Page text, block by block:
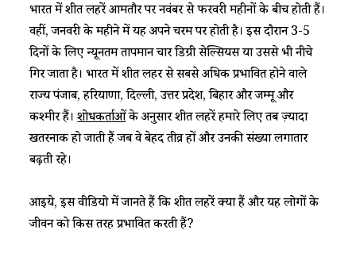
भारत में शीत लहरें आमतौर पर नवंबर से फरवरी महीनों के बीच होती हैं।
वहीं, जनवरी के महीने में यह अपने चरम पर होती है। इस दौरान 3-5
दिनों के लिए न्यूनतम तापमान चार डिग्री सेल्सियस या उससे भी नीचे
गिर जाता है। भारत में शीत लहर से सबसे अधिक प्रभावित होने वाले
राज्य पंजाब, हरियाणा, दिल्ली, उत्तर प्रदेश, बिहार और जम्मू और
कश्मीर हैं।शोधकर्ताओंके अनुसार शीत लहरें हमारे लिए तब ज़्यादा
खतरनाक हो जाती हैं जब वे बेहद तीव्र हों और उनकी संख्या लगातार
बढ़ती रहे।
आइये, इस वीडियो में जानते हैं कि शीत लहरें क्या हैं और यह लोगों के
जीवन को किस तरह प्रभावित करती हैं?